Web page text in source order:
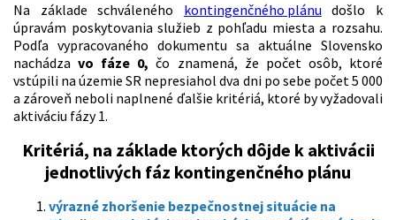
Na základe schváleného kontingenčného plánu došlo k
úpravám poskytovania služieb z pohľadu miesta a rozsahu.
Podľa vypracovaného dokumentu sa aktuálne Slovensko
nachádzavo fáze 0, čo znamená, že počet osôb, ktoré
vstúpili na územie SR nepresiahol dva dni po sebe počet 5 000
a zároveň neboli naplnené ďalšie kritériá, ktoré by vyžadovali
aktiváciu fázy 1.
Kritériá, na základe ktorých dôjde k aktivácii
jednotlivých fáz kontingenčného plánu
výrazné zhoršenie bezpečnostnej situácie na